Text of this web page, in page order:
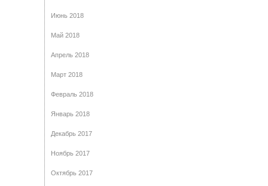
Июнь 2018
Май 2018
Апрель 2018
Март 2018
Февраль 2018
Январь 2018
Декабрь 2017
Ноябрь 2017
Октябрь 2017